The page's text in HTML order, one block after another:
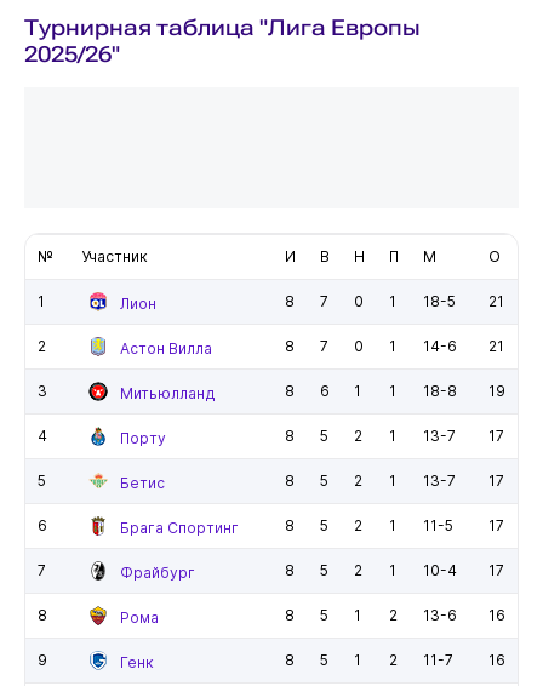
Турнирная таблица "Лига Европы
2025/26"
№ Участник И В Н П М О
1 Лион 8 7 0 1 18-5 21
2 Астон Вилла 8 7 0 1 14-6 21
3 Митьюлланд 8 6 1 1 18-8 19
4 Порту 8 5 2 1 13-7 17
5 Бетис 8 5 2 1 13-7 17
6 Брага Спортинг 8 5 2 1 11-5 17
7 Фрайбург 8 5 2 1 10-4 17
8 Рома 8 5 1 2 13-6 16
9 Генк 8 5 1 2 11-7 16